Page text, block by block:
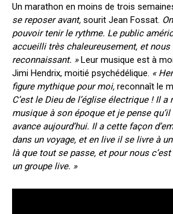
Un marathon en moins de trois
se reposer avant, sourit Jean Fossat.
pouvoir tenir le rythme. Le public
accueilli très chaleureusement, et nous
reconnaissant. »Leur musique est à
Jimi Hendrix, moitié psychédélique. «
figure mythique pour moi, reconnaît le
C’est le Dieu de l’église électrique ! Il a
musique à son époque et je pense
avance aujourd’hui. Il a cette façon
dans un voyage, et en live il se livre à
là que tout se passe, et pour nous
un groupe live. »